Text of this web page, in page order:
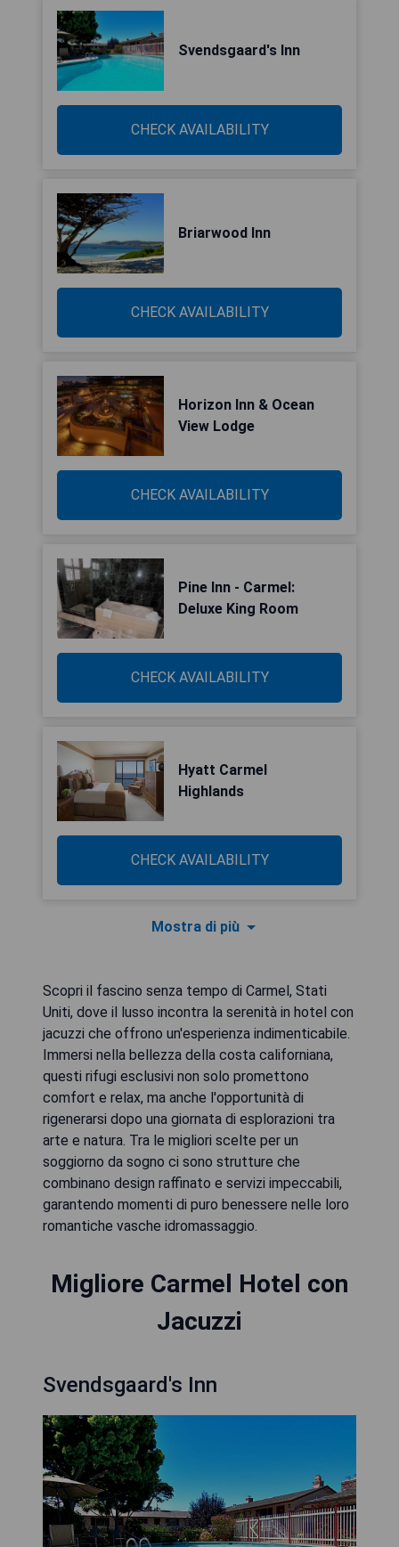
Svendsgaard's Inn
CHECK AVAILABILITY
Briarwood Inn
CHECK AVAILABILITY
Horizon Inn & Ocean
View Lodge
CHECK AVAILABILITY
Pine Inn - Carmel:
Deluxe King Room
CHECK AVAILABILITY
Hyatt Carmel
Highlands
CHECK AVAILABILITY
Mostra di più
Scopri il fascino senza tempo di Carmel, Stati
Uniti, dove il lusso incontra la serenità in hotel con
jacuzzi che offrono un'esperienza indimenticabile.
Immersi nella bellezza della costa californiana,
questi rifugi esclusivi non solo promettono
comfort e relax, ma anche l'opportunità di
rigenerarsi dopo una giornata di esplorazioni tra
arte e natura. Tra le migliori scelte per un
soggiorno da sogno ci sono strutture che
combinano design raffinato e servizi impeccabili,
garantendo momenti di puro benessere nelle loro
romantiche vasche idromassaggio.
Migliore Carmel Hotel con
Jacuzzi
Svendsgaard's Inn